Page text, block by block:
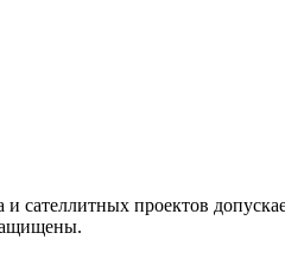
сателлитных проектов